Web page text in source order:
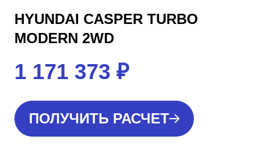
HYUNDAI CASPER TURBO
MODERN 2WD
1 171 373 ₽
ПОЛУЧИТЬ РАСЧЕТ